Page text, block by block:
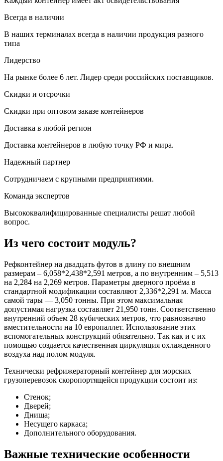
Всегда в наличии
В наших терминалах всегда в наличии продукция разного
типа
Лидерство
На рынке более 6 лет. Лидер среди российских поставщиков.
Скидки и отсрочки
Скидки при оптовом заказе контейнеров
Доставка в любой регион
Доставка контейнеров в любую точку РФ и мира.
Надежный партнер
Сотрудничаем с крупными предприятиями.
Команда экспертов
Высококвалифицированные специалисты решат любой
вопрос.
Из чего состоит модуль?
Рефконтейнер на двадцать футов в длину по внешним
размерам – 6,058*2,438*2,591 метров, а по внутренним – 5,513
на 2,284 на 2,269 метров. Параметры дверного проёма в
стандартной модификации составляют 2,336*2,291 м. Масса
самой тары — 3,050 тонны. При этом максимальная
допустимая нагрузка составляет 21,950 тонн. Соответственно
внутренний объем 28 кубических метров, что равнозначно
вместительности на 10 европаллет. Использование этих
вспомогательных конструкций обязательно. Так как и с их
помощью создается качественная циркуляция охлажденного
воздуха над полом модуля.
Технически рефрижераторный контейнер для морских
грузоперевозок скоропортящейся продукции состоит из:
Стенок;
Дверей;
Днища;
Несущего каркаса;
Дополнительного оборудования.
Важные технические особенности